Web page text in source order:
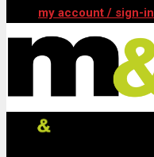
my account / sign-in